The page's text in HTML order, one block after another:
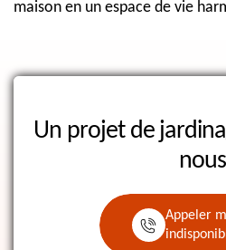
maison en un espace de vie
Un projet de
nous
Appeler